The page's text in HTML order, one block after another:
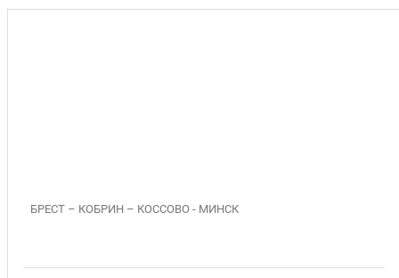
БРЕСТ – КОБРИН – КОССОВО - МИНСК